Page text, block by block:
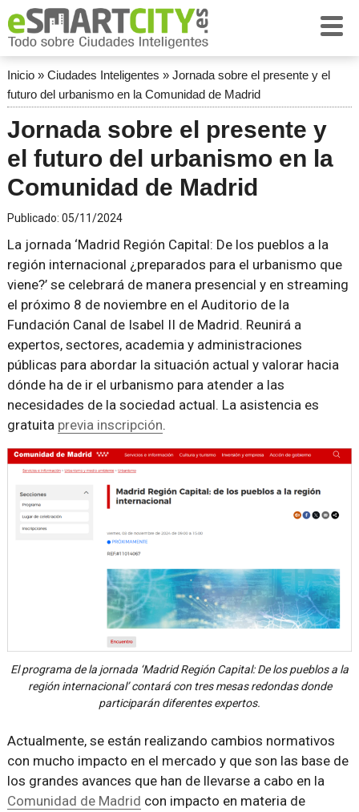
Inicio» Ciudades Inteligentes » Jornada sobre el presente y el
futuro del urbanismo en la Comunidad de Madrid
Jornada sobre el presente y
el futuro del urbanismo en la
Comunidad de Madrid
Publicado: 05/11/2024
La jornada ‘Madrid Región Capital: De los pueblos a la
región internacional ¿preparados para el urbanismo que
viene?’ se celebrará de manera presencial y en streaming
el próximo 8 de noviembre en el Auditorio de la
Fundación Canal de Isabel II de Madrid. Reunirá a
expertos, sectores, academia y administraciones
públicas para abordar la situación actual y valorar hacia
dónde ha de ir el urbanismo para atender a las
necesidades de la sociedad actual. La asistencia es
gratuita previa inscripción.
El programa de la jornada ‘Madrid Región Capital: De los pueblos a la
región internacional’ contará con tres mesas redondas donde
participarán diferentes expertos.
Actualmente, se están realizando cambios normativos
con mucho impacto en el mercado y que son las base de
los grandes avances que han de llevarse a cabo en la
Comunidad de Madrid con impacto en materia de